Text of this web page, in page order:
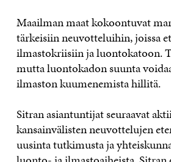
Maailman maat kokoontuvat
tärkeisiin neuvotteluihin, joissa
ilmastokriisiin ja luontokatoon.
mutta luontokadon suunta
ilmaston kuumenemista hillitä.
Sitran asiantuntijat seuraavat
kansainvälisten neuvottelujen
uusinta tutkimusta ja